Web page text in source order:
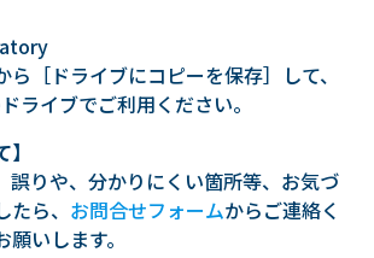
［ドライブにコピーを保存］して、
ライブでご利用ください。
誤りや、分かりにくい箇所等、お気づ
ら、 お問合せフォームからご連絡く
いします。